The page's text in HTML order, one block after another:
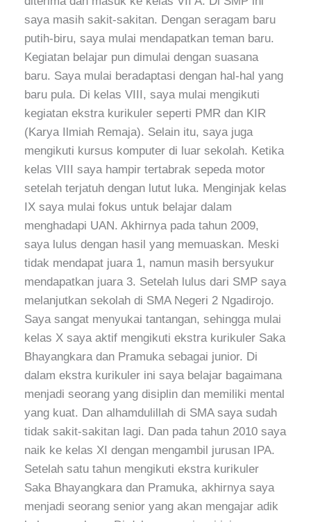
saya masih sakit-sakitan. Dengan seragam baru
putih-biru, saya mulai mendapatkan teman baru.
Kegiatan belajar pun dimulai dengan suasana
baru. Saya mulai beradaptasi dengan hal-hal yang
baru pula. Di kelas VIII, saya mulai mengikuti
kegiatan ekstra kurikuler seperti PMR dan KIR
(Karya Ilmiah Remaja). Selain itu, saya juga
mengikuti kursus komputer di luar sekolah. Ketika
kelas VIII saya hampir tertabrak sepeda motor
setelah terjatuh dengan lutut luka. Menginjak kelas
IX saya mulai fokus untuk belajar dalam
menghadapi UAN. Akhirnya pada tahun 2009,
saya lulus dengan hasil yang memuaskan. Meski
tidak mendapat juara 1, namun masih bersyukur
mendapatkan juara 3. Setelah lulus dari SMP saya
melanjutkan sekolah di SMA Negeri 2 Ngadirojo.
Saya sangat menyukai tantangan, sehingga mulai
kelas X saya aktif mengikuti ekstra kurikuler Saka
Bhayangkara dan Pramuka sebagai junior. Di
dalam ekstra kurikuler ini saya belajar bagaimana
menjadi seorang yang disiplin dan memiliki mental
yang kuat. Dan alhamdulillah di SMA saya sudah
tidak sakit-sakitan lagi. Dan pada tahun 2010 saya
naik ke kelas XI dengan mengambil jurusan IPA.
Setelah satu tahun mengikuti ekstra kurikuler
Saka Bhayangkara dan Pramuka, akhirnya saya
menjadi seorang senior yang akan mengajar adik